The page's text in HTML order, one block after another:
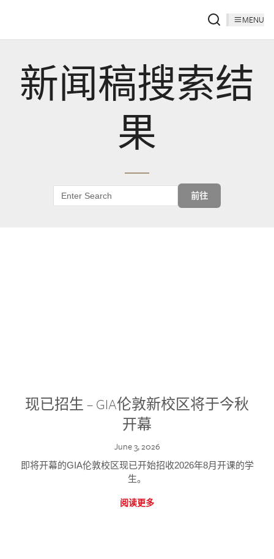
MENU
新闻稿搜索结
果
前往
现已招生 – GIA伦敦新校区将于今秋
开幕
June 3, 2026
即将开幕的GIA伦敦校区现已开始招收2026年8月开课的学
生。
阅读更多